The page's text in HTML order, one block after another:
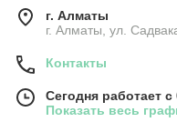
г. Алматы
г. Алматы, ул.
Контакты
Сегодня работает
Показать весь